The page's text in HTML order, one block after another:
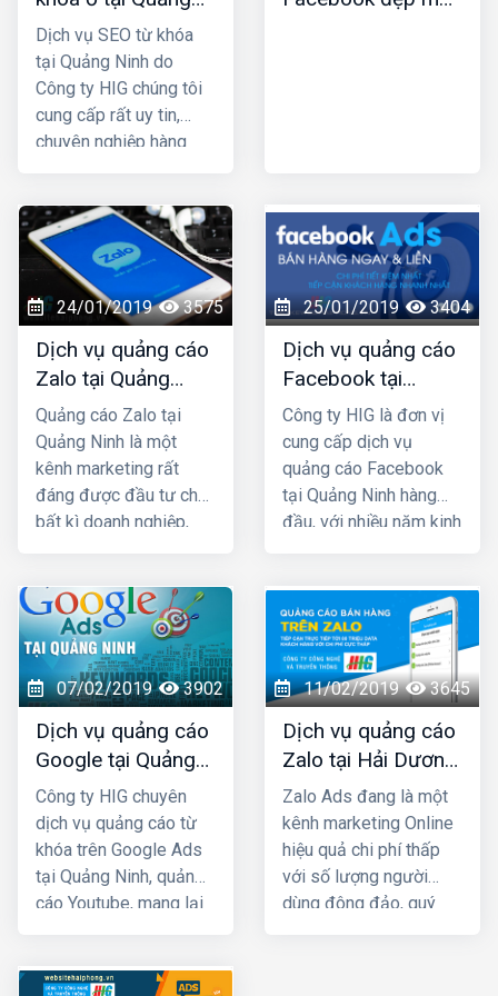
công ty thiết kế web tại
Nam Định uy tín chuyên
nghiệp được nhiều
khách hàng lựa chọn,
hãy liên hệ ngay với
Ninh
Dịch vụ SEO từ khóa
tại Quảng Ninh do
Công ty HIG chúng tôi
cung cấp rất uy tin,
chuyên nghiệp hàng
nhiều năm kinh nghiệm
trong lĩnh vực SEO top
Google và đã mang lại
thành công cho rất
nhiều khách hàng trên
khắp Việt Nam.
24/01/2019 3575
Dịch vụ quảng cáo
Zalo tại Quảng
Ninh uy tín và giá
rẻ nhất
Quảng cáo Zalo tại
Quảng Ninh là một
kênh marketing rất
đáng được đầu tư cho
bất kì doanh nghiệp,
dành cho giới trẻ. Bởi lẽ
100% người dùng Zalo
đều là người thật cùng
với hơn 80+ triệu người
dùng thường xuyên, vì
vậy một khi mẫu quảng
cáo của bạn xuất hiện
là chắc chắn sẽ được
tiếp cận với những
khách hàng có nhu cầu
mua bán thật, đúng với
nhu cầu sử dụng sản
25/01/2019 3404
Dịch vụ quảng cáo
Facebook tại
Quảng Ninh giá rẻ,
uy tín nhất
Công ty HIG là đơn vị
cung cấp dịch vụ
quảng cáo Facebook
tại Quảng Ninh hàng
đầu, với nhiều năm kinh
khách hàng lớn nhỏ ở
Quảng Ninh và toàn
quốc Việt Nam, chúng
tôi chắc chắn sẽ giúp
quý khách phát triển
kinh doanh nhanh
chóng.
07/02/2019 3902
Dịch vụ quảng cáo
Google tại Quảng
Ninh giá rẻ
Công ty HIG chuyên
dịch vụ quảng cáo từ
khóa trên Google Ads
tại Quảng Ninh, quảng
cáo Youtube, mang lại
rất thấp. Ngoài việc
11/02/2019 3645
Dịch vụ quảng cáo
Zalo tại Hải Dương
giá rẻ, uy tín nhất
Zalo Ads đang là một
kênh marketing Online
hiệu quả chi phí thấp
với số lượng người
dùng đông đảo, quý